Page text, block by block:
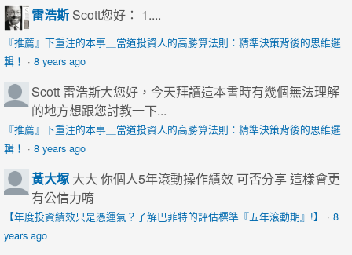
雷浩斯 Scott您好： 1....
『推薦』下重注的本事＿當道投資人的高勝算法則：精準決策背後的思維邏
輯！ · 8 years ago
Scott 雷浩斯大您好，今天拜讀這本書時有幾個無法理解
的地方想跟您討教一下...
『推薦』下重注的本事＿當道投資人的高勝算法則：精準決策背後的思維邏
輯！ · 8 years ago
黃大塚 大大 你個人5年滾動操作績效 可否分享 這樣會更
有公信力唷
【年度投資績效只是憑運氣？了解巴菲特的評估標準『五年滾動期』!】 · 8
years ago